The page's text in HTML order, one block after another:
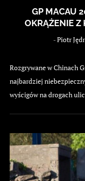
GP MACAU
OKRĄŻENIE Z
-Piotr
Rozgrywane w Chinach
najbardziej
wyścigów na drogach